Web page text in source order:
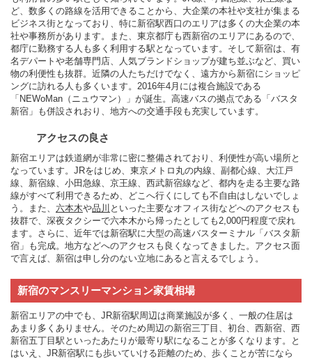
ど、数多くの路線を活用できることから、大企業の本社や支社が集まる
ビジネス街となっており、特に新宿駅西口のエリアは多くの大企業の本
社や事務所があります。また、東京都庁も西新宿のエリアにあるので、
都庁に勤務する人も多く利用する駅となっています。そして新宿は、有
名デパートや老舗専門店、人気ブランドショップが建ち並ぶなど、買い
物の利便性も抜群。近隣の人たちだけでなく、遠方から新宿にショッピ
ングに訪れる人も多くいます。2016年4月には複合施設である
「NEWoMan（ニュウマン）」が誕生。高速バスの拠点である「バスタ
新宿」も併設されおり、地方への交通手段も充実しています。
アクセスの良さ
新宿エリアは鉄道網が非常に密に整備されており、利便性が高い場所と
なっています。JRをはじめ、東京メトロ丸の内線、副都心線、大江戸
線、新宿線、小田急線、京王線、西武新宿線など、都内を走る主要な路
線がすべて利用できるため、どこへ行くにしても不自由はしないでしょ
う。また、 六本木や品川 といった主要なオフィス街などへのアクセスも
抜群で、深夜タクシーで六本木から帰ったとしても2,000円程度で戻れ
ます。さらに、近年では新宿駅に大型の高速バスターミナル「バスタ新
宿」も完成。地方などへのアクセスも良くなってきました。アクセス面
で言えば、新宿は申し分のない立地にあると言えるでしょう。
新宿のマンスリーマンション家賃相場
新宿エリアの中でも、JR新宿駅周辺は商業施設が多く、一般の住居は
あまり多くありません。そのため周辺の新宿三丁目、初台、西新宿、西
新宿五丁目駅といったあたりが最寄り駅になることが多くなります。と
はいえ、JR新宿駅にも歩いていける距離のため、歩くことが苦になら